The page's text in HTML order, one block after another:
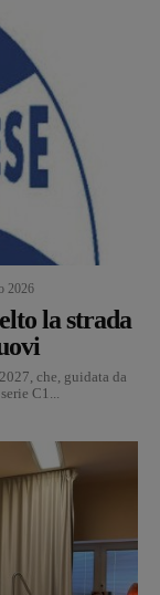
2026
la strada
che, guidata da
C1...